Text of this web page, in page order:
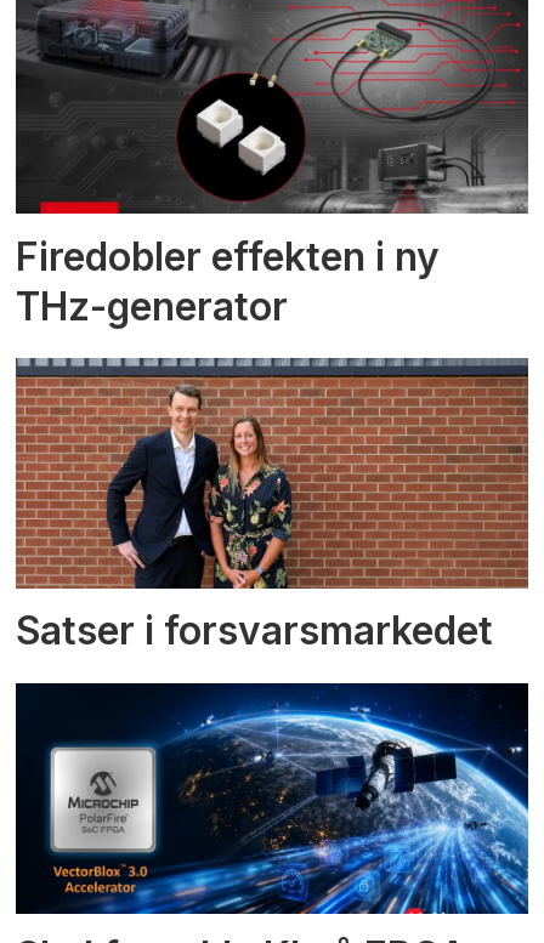
Firedobler effekten i ny
THz-generator
Satser i forsvarsmarkedet